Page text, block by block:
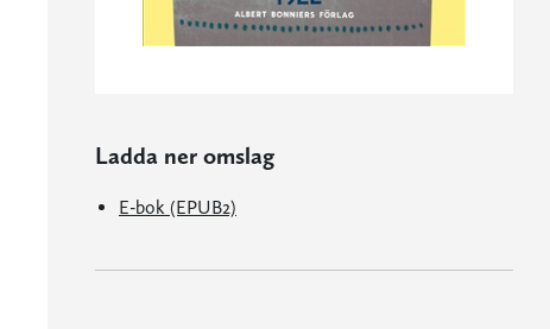
Ladda ner omslag
E-bok (EPUB2)